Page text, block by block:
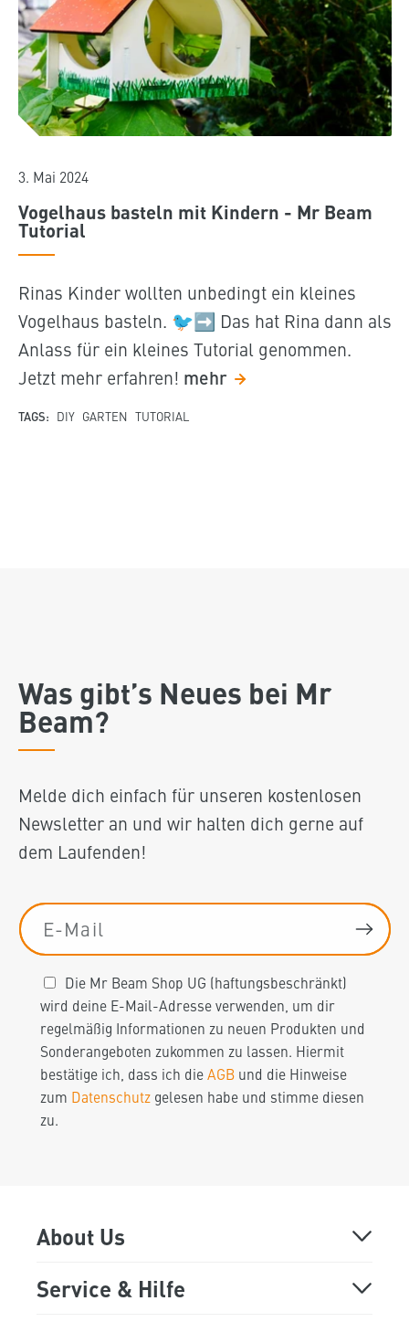
3. Mai 2024
Vogelhaus basteln mit Kindern - Mr Beam
Tutorial
Rinas Kinder wollten unbedingt ein kleines
Vogelhaus basteln. 🐦➡️ Das hat Rina dann als
Anlass für ein kleines Tutorial genommen.
Jetzt mehr erfahren! mehr
TAGS: DIY GARTEN TUTORIAL
Was gibt’s Neues bei Mr
Beam?
Melde dich einfach für unseren kostenlosen
Newsletter an und wir halten dich gerne auf
dem Laufenden!
E-Mail
Die Mr Beam Shop UG (haftungsbeschränkt)
wird deine E-Mail-Adresse verwenden, um dir
regelmäßig Informationen zu neuen Produkten und
Sonderangeboten zukommen zu lassen. Hiermit
bestätige ich, dass ich dieAGBund die Hinweise
zum Datenschutzgelesen habe und stimme diesen
zu.
About Us
Service & Hilfe